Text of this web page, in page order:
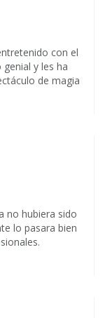
con el
y les ha
de magia
no hubiera sido
lo pasara bien